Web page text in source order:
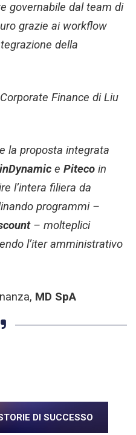
governabile dal team di
grazie ai workflow
della
Finance di Liu
la proposta integrata
e Piteco in
l’intera filiera da
programmi –
– molteplici
l’iter amministrativo
MD SpA
DI SUCCESSO